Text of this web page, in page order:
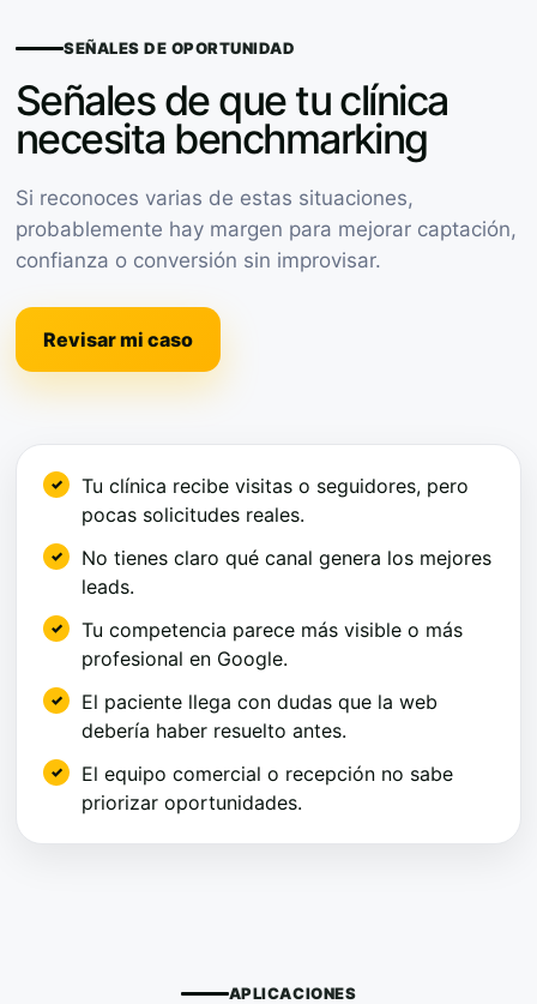
SEÑALES DE OPORTUNIDAD
Señales de que tu clínica
necesita benchmarking
Si reconoces varias de estas situaciones,
probablemente hay margen para mejorar captación,
confianza o conversión sin improvisar.
Revisar mi caso
Tu clínica recibe visitas o seguidores, pero
pocas solicitudes reales.
No tienes claro qué canal genera los mejores
leads.
Tu competencia parece más visible o más
profesional en Google.
El paciente llega con dudas que la web
debería haber resuelto antes.
El equipo comercial o recepción no sabe
priorizar oportunidades.
APLICACIONES